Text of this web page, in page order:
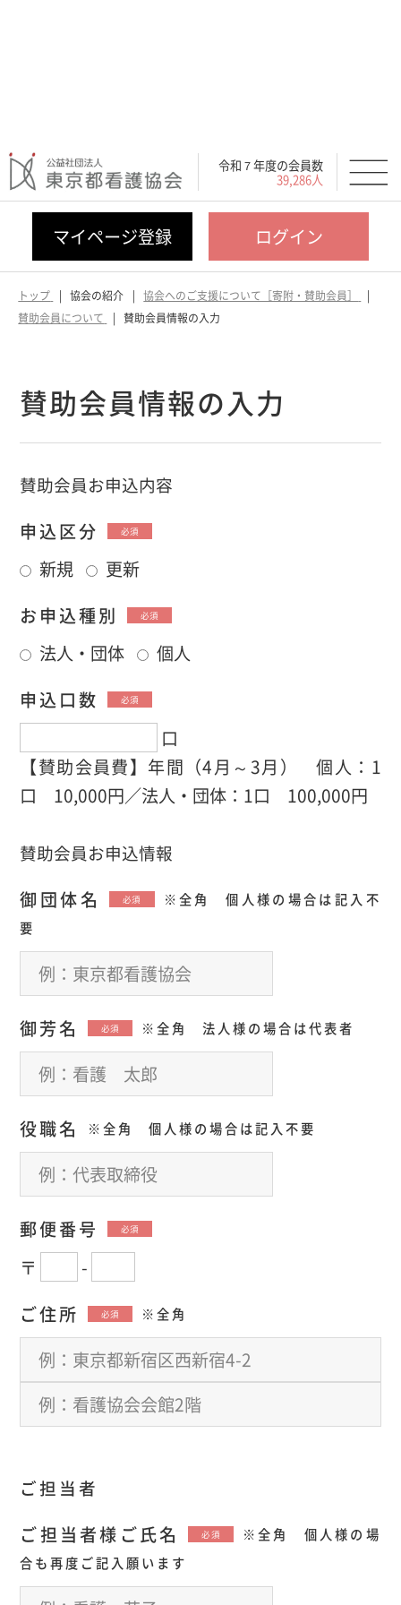
令和７年度の会員数
39,286人
マイページ登録 ログイン
トップ 協会の紹介
協会へのご支援について［寄附・賛助会員］
賛助会員について
賛助会員情報の入力
賛助会員情報の入力
賛助会員お申込内容
申込区分
必須
新規
更新
お申込種別
必須
法人・団体
個人
申込口数
必須
口
【賛助会員費】年間（4月～3月） 個人：1
口 10,000円／法人・団体：1口 100,000円
賛助会員お申込情報
御団体名
必須
※全角 個人様の場合は記入不
要
御芳名 必須 ※全角 法人様の場合は代表者
役職名 ※全角 個人様の場合は記入不要
郵便番号 必須
〒
-
ご住所
必須 ※全角
ご担当者
ご担当者様ご氏名
必須
※全角 個人様の場
合も再度ご記入願います